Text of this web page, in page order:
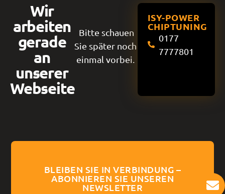
Wir
arbeiten
gerade
an
unserer
Webseite
Bitte schauen
Sie später noch
einmal vorbei.
ISY-POWER
CHIPTUNING
0177
7777801
BLEIBEN SIE IN VERBINDUNG –
ABONNIEREN SIE UNSEREN
NEWSLETTER